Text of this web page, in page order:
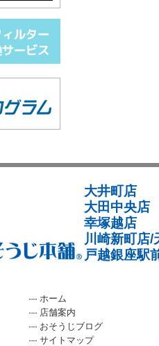
大井町店
大田中央店
幸塚越店
川崎新町店/
戸越銀座駅
ホーム
店舗案内
おそうじブログ
サイトマップ